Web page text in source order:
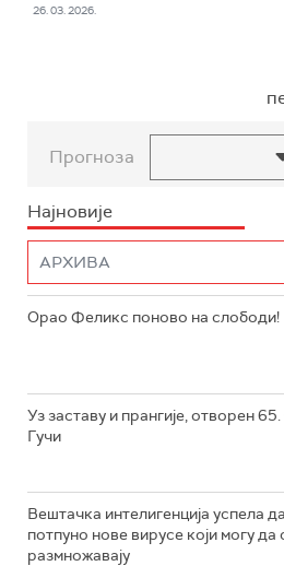
26. 03. 2026.
Прогноза
Најновије
Орао Феликс поново на слободи!
Уз заставу и прангије, отворен
Гучи
Вештачка интелигенција успела
потпуно нове вирусе који могу да
размножавају